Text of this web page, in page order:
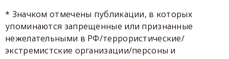
* Значком отмечены публикации, в которых
упоминаются запрещенные или признанные
нежелательными в РФ/террористические/
экстремистские организации/персоны и